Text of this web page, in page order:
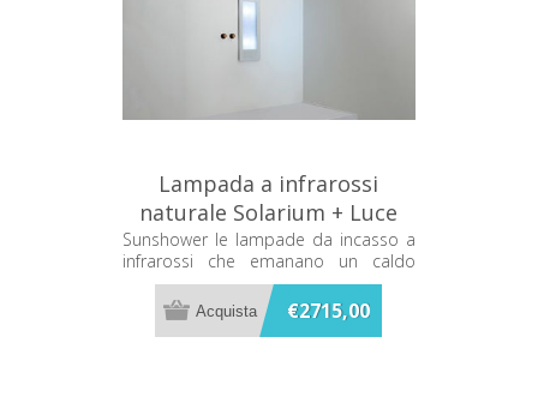
Lampada a infrarossi
naturale Solarium + Luce
UV Bianca Sunshower Plus S
S0600-S0101
Sunshower le lampade da incasso a
infrarossi che emanano un caldo
terapeutico mentre ti fai la doccia
€2715,00